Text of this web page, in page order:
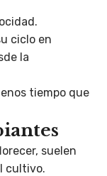
ciclo en
la
tiempo que
suelen
cultivo.